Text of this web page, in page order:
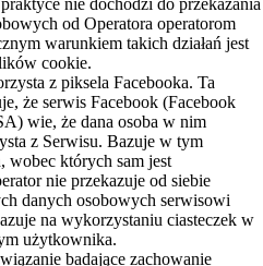
nie dochodzi do przekazania
od Operatora operatorom
warunkiem takich działań jest
cookie.
z piksela Facebooka. Ta
że serwis Facebook (Facebook
wie, że dana osoba w nim
z Serwisu. Bazuje w tym
wobec których sam jest
nie przekazuje od siebie
danych osobowych serwisowi
na wykorzystaniu ciasteczek w
użytkownika.
badające zachowanie